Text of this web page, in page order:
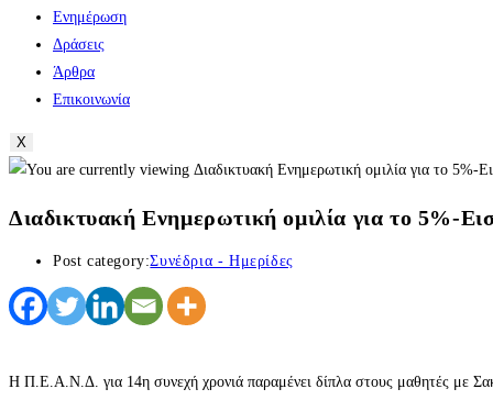
Ενημέρωση
Δράσεις
Άρθρα
Επικοινωνία
X
Διαδικτυακή Ενημερωτική ομιλία για το 5%-
Post category:Συνέδρια - Ημερίδες
Η Π.Ε.Α.Ν.Δ. για 14η συνεχή χρονιά παραμένει δίπλα στους μαθητές με